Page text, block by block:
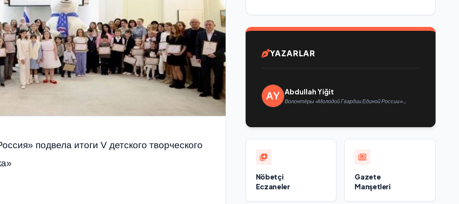
подвела итоги V детского творческого
YAZARLAR
Abdullah Yiğit
Волонтёры «Молодой Гвардии Единой России»
Nöbetçi
Eczaneler
Gazete
Manşetleri